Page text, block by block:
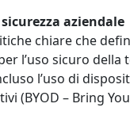
aziendale
chiare che
l’uso sicuro della
l’uso di
(BYOD – Bring